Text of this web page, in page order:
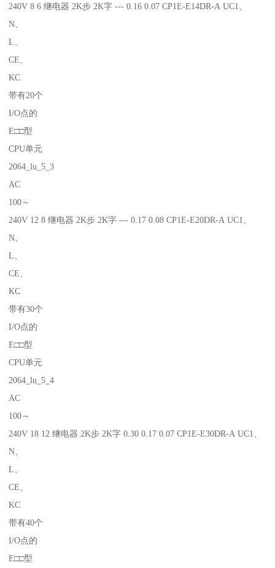
240V 8 6 继电器 2K步 2K字 --- 0.16 0.07 CP1E-E14DR-A UC1、
N、
L、
CE、
KC
带有20个
I/O点的
E□□型
CPU单元
2064_lu_5_3
AC
100～
240V 12 8 继电器 2K步 2K字 --- 0.17 0.08 CP1E-E20DR-A UC1、
N、
L、
CE、
KC
带有30个
I/O点的
E□□型
CPU单元
2064_lu_5_4
AC
100～
240V 18 12 继电器 2K步 2K字 0.30 0.17 0.07 CP1E-E30DR-A UC1、
N、
L、
CE、
KC
带有40个
I/O点的
E□□型